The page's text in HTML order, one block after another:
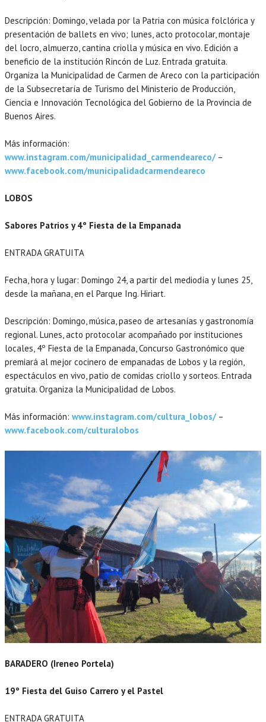
Descripción: Domingo, velada por la Patria con música folclórica y
presentación de ballets en vivo; lunes, acto protocolar, montaje
del locro, almuerzo, cantina criolla y música en vivo. Edición a
beneficio de la institución Rincón de Luz. Entrada gratuita.
Organiza la Municipalidad de Carmen de Areco con la participación
de la Subsecretaría de Turismo del Ministerio de Producción,
Ciencia e Innovación Tecnológica del Gobierno de la Provincia de
Buenos Aires.
Más información:
www.instagram.com/municipalidad_carmendeareco/–
www.facebook.com/municipalidadcarmendeareco
LOBOS
Sabores Patrios y 4º Fiesta de la Empanada
ENTRADA GRATUITA
Fecha, hora y lugar: Domingo 24, a partir del mediodía y lunes 25,
desde la mañana, en el Parque Ing. Hiriart.
Descripción: Domingo, música, paseo de artesanías y gastronomía
regional. Lunes, acto protocolar acompañado por instituciones
locales, 4º Fiesta de la Empanada, Concurso Gastronómico que
premiará al mejor cocinero de empanadas de Lobos y la región,
espectáculos en vivo, patio de comidas criollo y sorteos. Entrada
gratuita. Organiza la Municipalidad de Lobos.
Más información: www.instagram.com/cultura_lobos/–
www.facebook.com/culturalobos
BARADERO (Ireneo Portela)
19º Fiesta del Guiso Carrero y el Pastel
ENTRADA GRATUITA